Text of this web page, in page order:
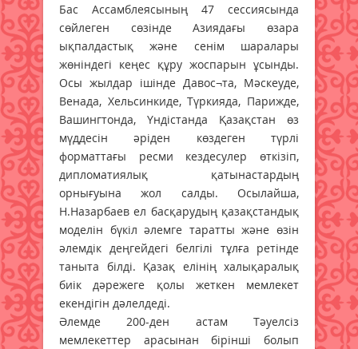
Бас Ассамблеясының 47 сессиясында
сөйлеген сөзінде Азиядағы өзара
ықпалдастық және сенім шаралары
жөніндегі кеңес құру жоспарын ұсынды.
Осы жылдар ішінде Давос¬та, Мәскеуде,
Венада, Хельсинкиде, Түркияда, Парижде,
Вашингтонда, Үндістанда Қазақстан өз
мүддесін әріден көздеген түрлі
форматтағы ресми кездесулер өткізіп,
дипломатиялық қатынастардың
орнығуына жол салды. Осылайша,
Н.Назарбаев ел басқарудың қазақстандық
моделін бүкіл әлемге таратты және өзін
әлемдік деңгейдегі белгілі тұлға ретінде
таныта білді. Қазақ елінің халықаралық
биік дәрежеге қолы жеткен мемлекет
екендігін дәлелдеді.
Әлемде 200-ден астам Тәуелсіз
мемлекеттер арасынан бірінші болып